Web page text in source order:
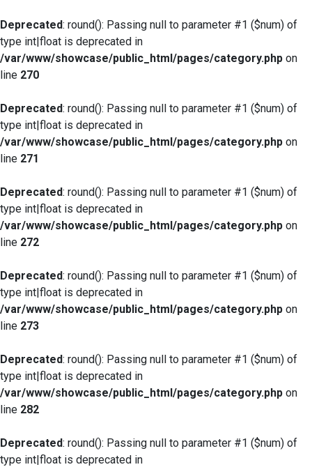
Deprecated: round(): Passing null to parameter #1 ($num) of
type int|float is deprecated in
/var/www/showcase/public_html/pages/category.php on
line 270
Deprecated: round(): Passing null to parameter #1 ($num) of
type int|float is deprecated in
/var/www/showcase/public_html/pages/category.php on
line 271
Deprecated: round(): Passing null to parameter #1 ($num) of
type int|float is deprecated in
/var/www/showcase/public_html/pages/category.php on
line 272
Deprecated: round(): Passing null to parameter #1 ($num) of
type int|float is deprecated in
/var/www/showcase/public_html/pages/category.php on
line 273
Deprecated: round(): Passing null to parameter #1 ($num) of
type int|float is deprecated in
/var/www/showcase/public_html/pages/category.php on
line 282
Deprecated: round(): Passing null to parameter #1 ($num) of
type int|float is deprecated in